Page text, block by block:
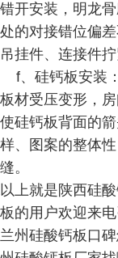
错开安装，明龙
处的对接错位偏
吊挂件、连接件拧
f、硅钙板安装
板材受压变形，
使硅钙板背面的
样、图案的整体
缝。
以上就是陕西硅
板的用户欢迎来电
兰州硅酸钙板口